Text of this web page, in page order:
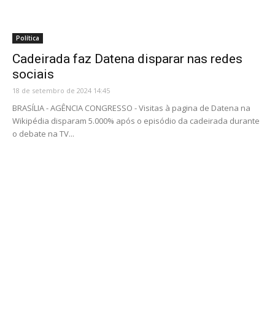
Política
Cadeirada faz Datena disparar nas redes
sociais
18 de setembro de 2024 14:45
BRASÍLIA - AGÊNCIA CONGRESSO - Visitas à pagina de Datena na
Wikipédia disparam 5.000% após o episódio da cadeirada durante
o debate na TV...